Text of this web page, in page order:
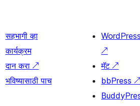
सहभागी व्हा
कार्यक्रम
दान करा ↗
भविष्यासाठी पाच
↗
मॅट↗
bbPress↗